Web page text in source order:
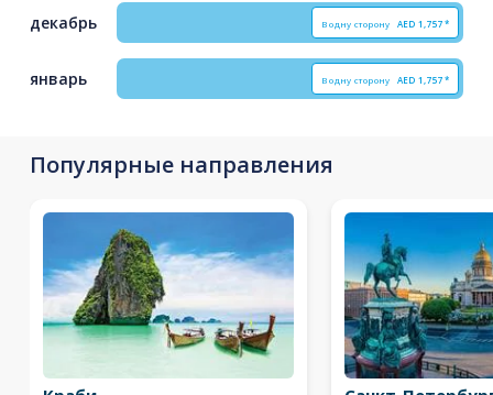
декабрь В одну сторону AED 1,757*
январь В одну сторону AED 1,757*
Популярные направления